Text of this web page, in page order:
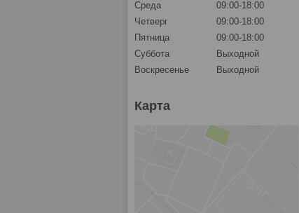
Среда
09:00-18:00
Четверг
09:00-18:00
Пятница
09:00-18:00
Суббота
Выходной
Воскресенье
Выходной
Карта